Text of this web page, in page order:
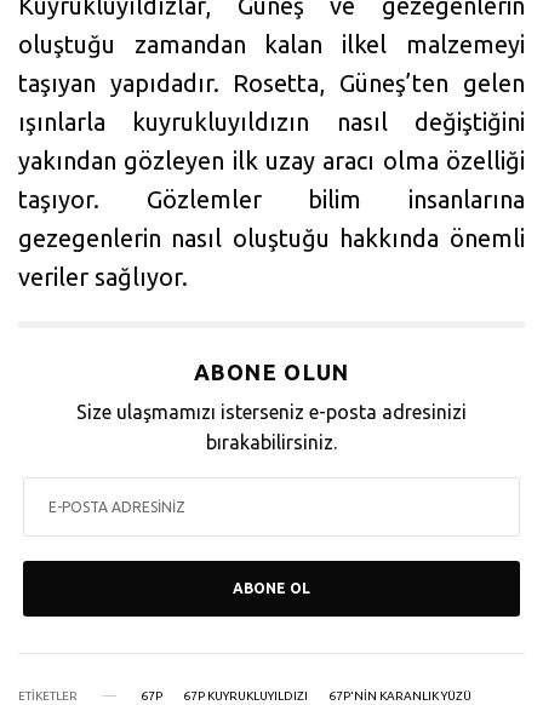
oluştuğu zamandan kalan ilkel malzemeyi
taşıyan yapıdadır. Rosetta, Güneş’ten gelen
ışınlarla kuyrukluyıldızın nasıl değiştiğini
yakından gözleyen ilk uzay aracı olma özelliği
taşıyor. Gözlemler bilim insanlarına
gezegenlerin nasıl oluştuğu hakkında önemli
veriler sağlıyor.
ABONE OLUN
Size ulaşmamızı isterseniz e-posta adresinizi
bırakabilirsiniz.
ABONE OL
ETIKETLER 67P 67P KUYRUKLUYILDIZI
67P'NIN KARANLIK YÜZÜ